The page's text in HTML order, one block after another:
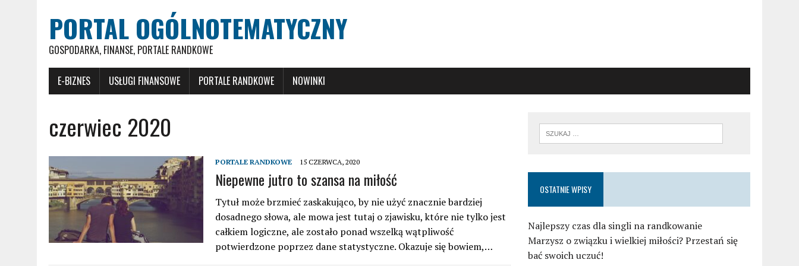
PORTAL OGÓLNOTEMATYCZNY
GOSPODARKA, FINANSE, PORTALE RANDKOWE
E-BIZNES USŁUGI FINANSOWE PORTALE RANDKOWE NOWINKI
czerwiec 2020
PORTALE RANDKOWE 15 CZERWCA, 2020
Niepewne jutro to szansa na miłość
Tytuł może brzmieć zaskakująco, by nie użyć znacznie bardziej
dosadnego słowa, ale mowa jest tutaj o zjawisku, które nie tylko jest
całkiem logiczne, ale zostało ponad wszelką wątpliwość
potwierdzone poprzez dane statystyczne. Okazuje się bowiem,…
OSTATNIE WPISY
Najlepszy czas dla singli na randkowanie
Marzysz o związku i wielkiej miłości? Przestań się
bać swoich uczuć!